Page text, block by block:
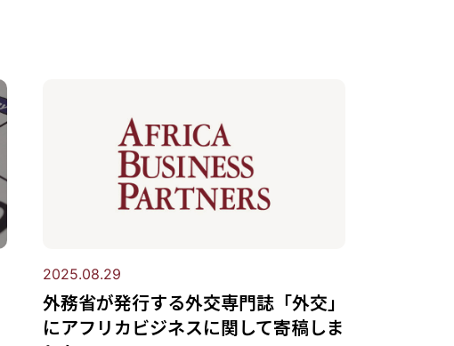
2025.08.29
外務省が発行する外交専門誌「外交」
にアフリカビジネスに関して寄稿しま